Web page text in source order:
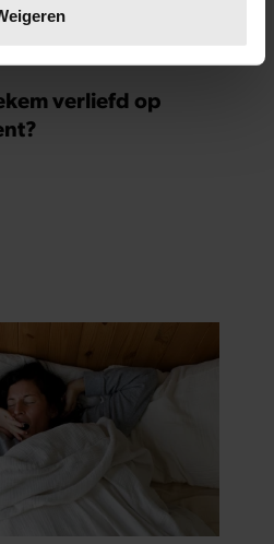
in het
content en advertenties te
voor social media te bieden
gebruik van hun services. U
als u onze website blijft
verliefd op